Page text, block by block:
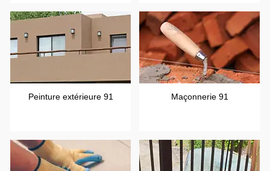
Peinture extérieure 91 Maçonnerie 91